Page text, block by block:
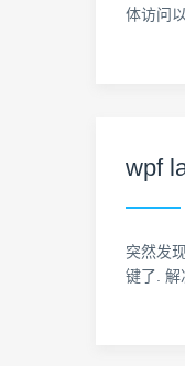
体访问
wpf
突然发
键了. 解